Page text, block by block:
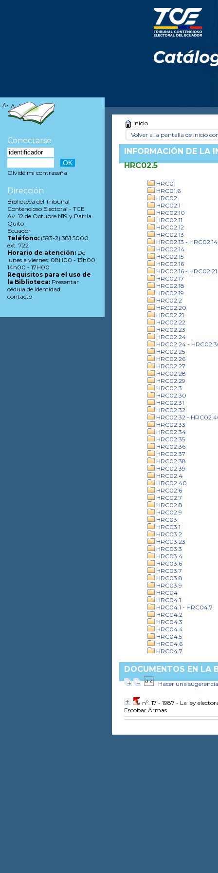
Inicio
Volver a la pantalla de inicio
INFORMACIÓN DE LA
HRC02.5
HRC01
HRC01.6
HRC02
HRC02.1
HRC02.10
HRC02.11
HRC02.12
HRC02.13
HRC02.13 - HRC02.14
HRC02.14
HRC02.15
HRC02.16
HRC02.16 - HRC02.21
HRC02.17
HRC02.18
HRC02.19
HRC02.2
HRC02.20
HRC02.21
HRC02.22
HRC02.23
HRC02.24
HRC02.24 -
HRC02.25
HRC02.26
HRC02.27
HRC02.28
HRC02.29
HRC02.3
HRC02.30
HRC02.31
HRC02.32
HRC02.32 -
HRC02.33
HRC02.34
HRC02.35
HRC02.36
HRC02.37
HRC02.38
HRC02.39
HRC02.4
HRC02.40
HRC02.6
HRC02.7
HRC02.8
HRC02.9
HRC03
HRC03.1
HRC03.2
HRC03.23
HRC03.3
HRC03.4
HRC03.6
HRC03.7
HRC03.8
HRC03.9
HRC04
HRC04.1
HRC04.1 - HRC04.7
HRC04.2
HRC04.3
HRC04.4
HRC04.5
HRC04.6
HRC04.7
DOCUMENTOS EN LA
Hacer una sugerencia
nº. 17 - 1987 - La ley
Escobar Armas
A- A A+
Conectarse
Olvidé mi contraseña
Dirección
Biblioteca del Tribunal
Contencioso Electoral - TCE
Av. 12 de Octubre N19 y Patria
Quito
Ecuador
Teléfono: (593-2) 381 5000
ext. 722
Horario de atención: De
lunes a viernes: 08H00 - 13h00,
14h00 - 17H00
Requisitos para el uso de
la Biblioteca: Presentar
cédula de identidad
contacto